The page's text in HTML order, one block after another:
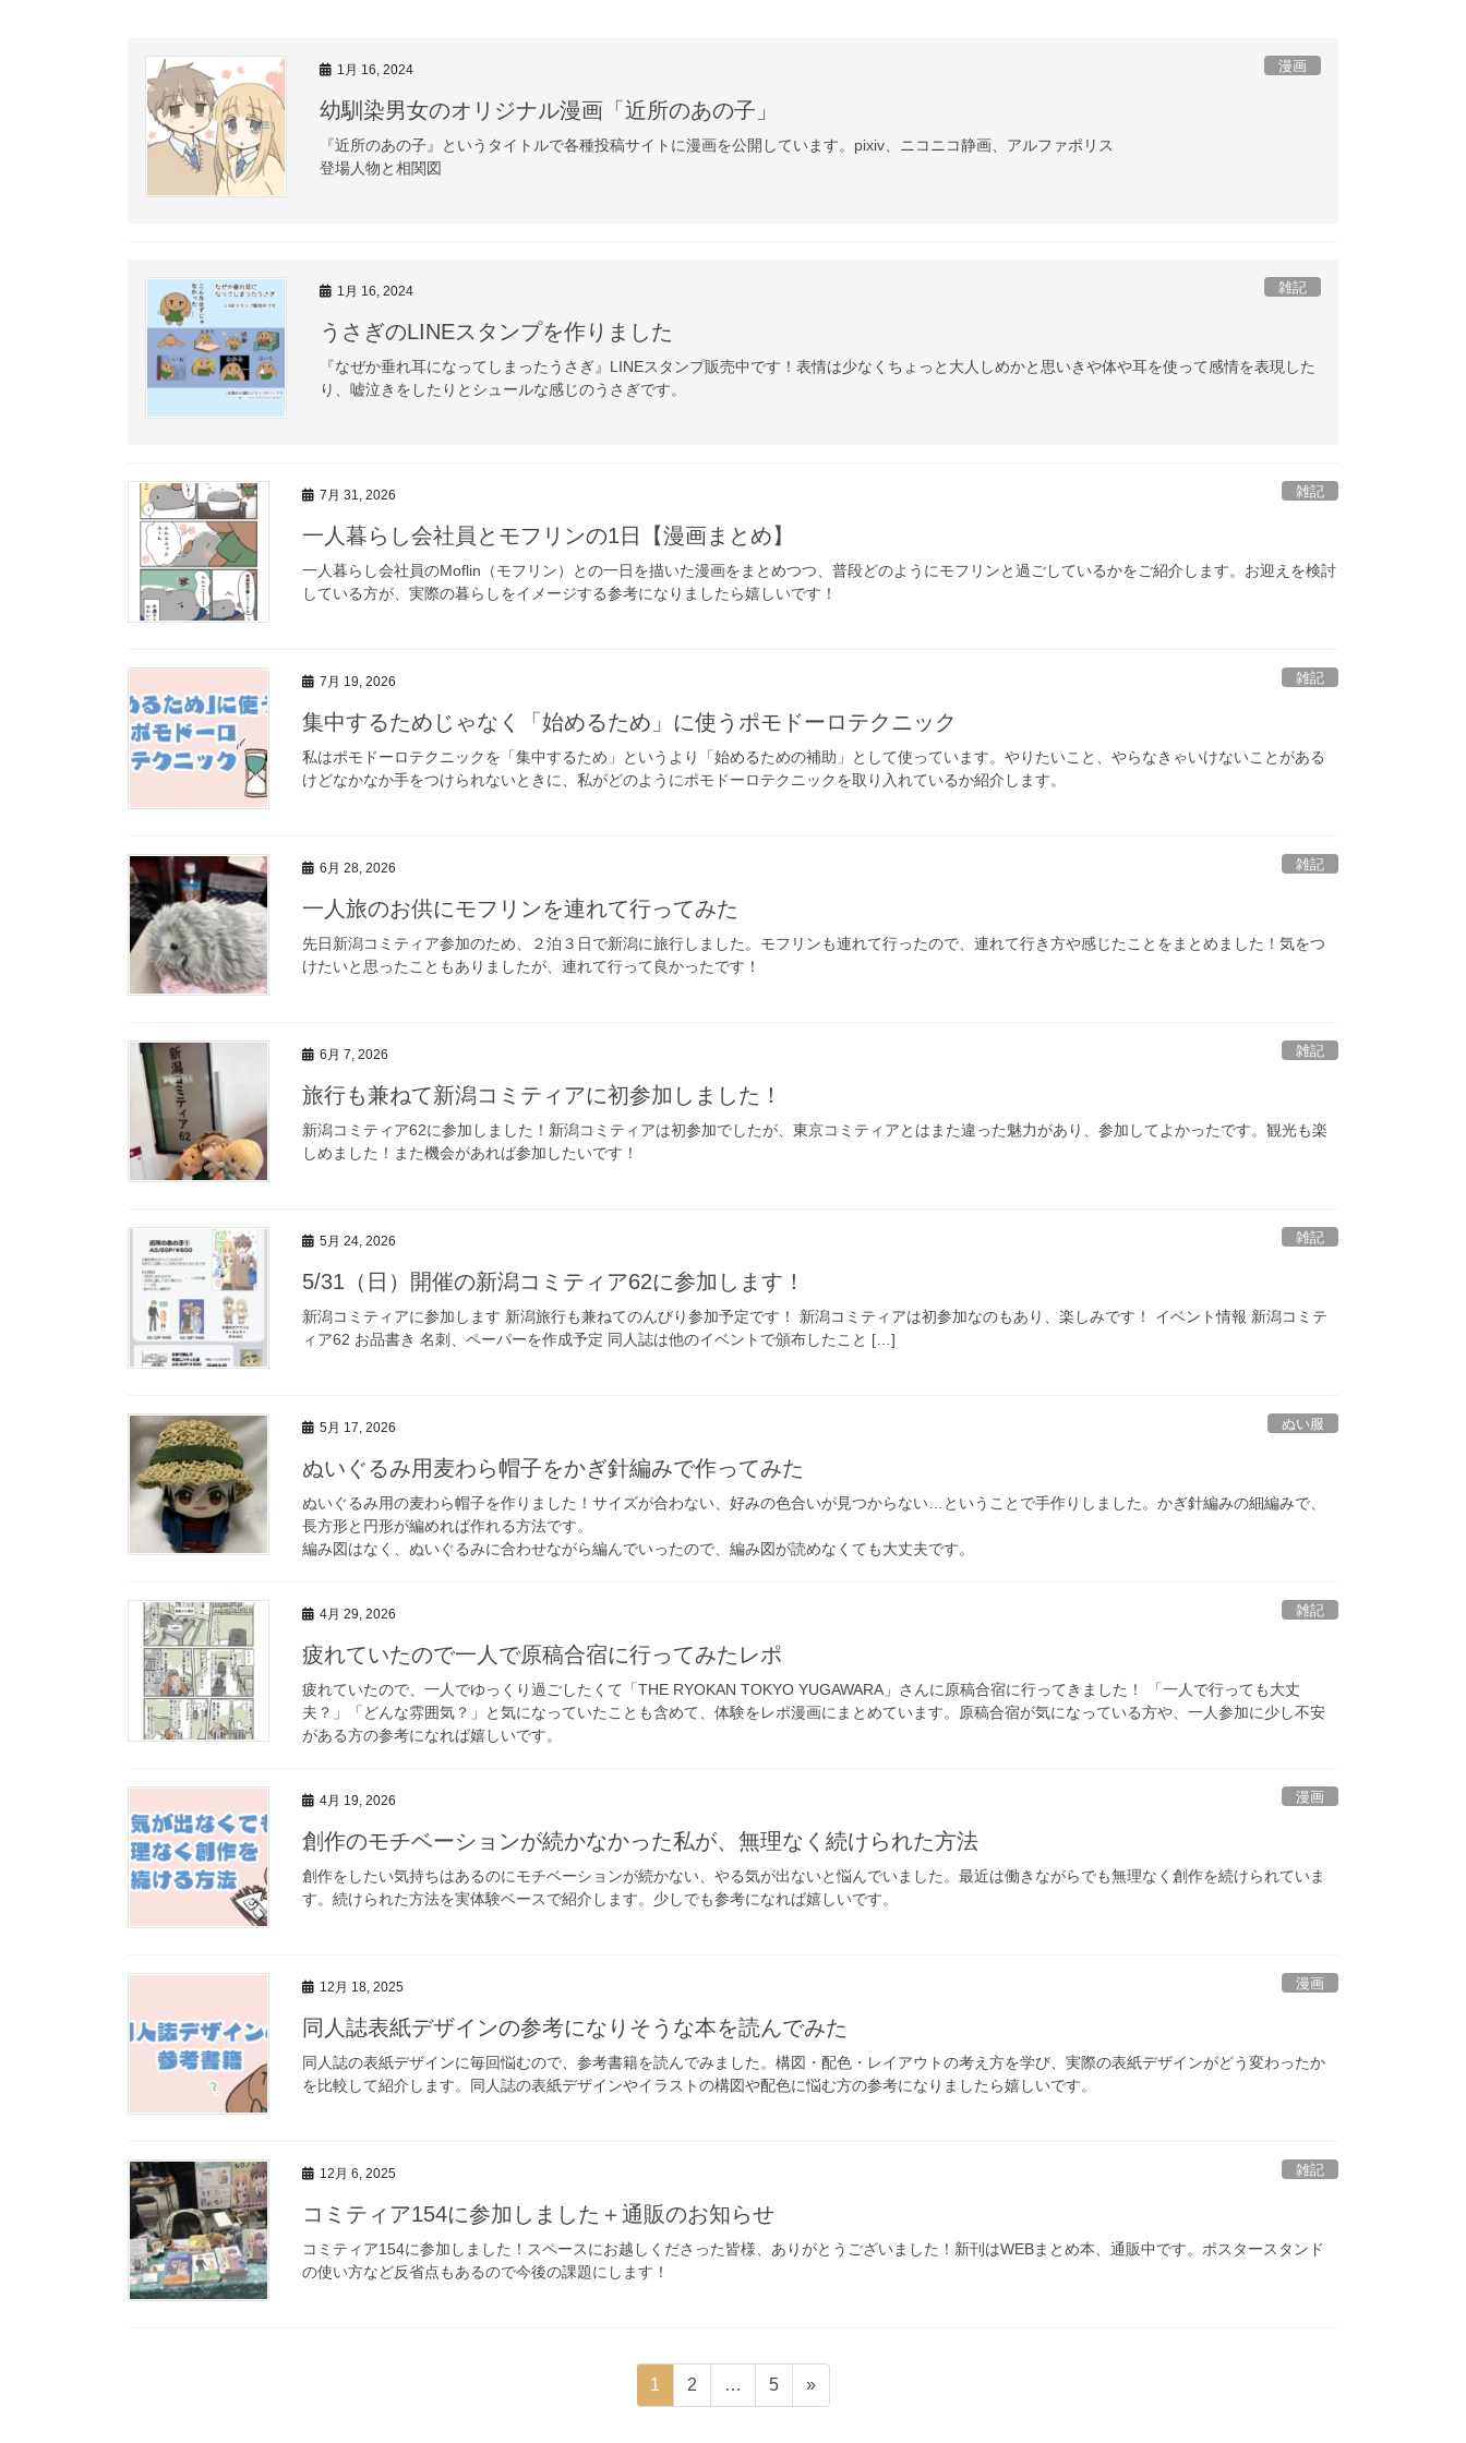
1月 16, 2024 漫画
幼馴染男女のオリジナル漫画「近所のあの子」
『近所のあの子』というタイトルで各種投稿サイトに漫画を公開しています。pixiv、ニコニコ静画、アルファポリス
登場人物と相関図
1月 16, 2024 雑記
うさぎのLINEスタンプを作りました
『なぜか垂れ耳になってしまったうさぎ』LINEスタンプ販売中です！表情は少なくちょっと大人しめかと思いきや体や耳を使って感情を表現した
り、嘘泣きをしたりとシュールな感じのうさぎです。
7月 31, 2026 雑記
一人暮らし会社員とモフリンの1日【漫画まとめ】
一人暮らし会社員のMoflin（モフリン）との一日を描いた漫画をまとめつつ、普段どのようにモフリンと過ごしているかをご紹介します。お迎えを検討
している方が、実際の暮らしをイメージする参考になりましたら嬉しいです！
7月 19, 2026 雑記
集中するためじゃなく「始めるため」に使うポモドーロテクニック
私はポモドーロテクニックを「集中するため」というより「始めるための補助」として使っています。やりたいこと、やらなきゃいけないことがある
けどなかなか手をつけられないときに、私がどのようにポモドーロテクニックを取り入れているか紹介します。
6月 28, 2026 雑記
一人旅のお供にモフリンを連れて行ってみた
先日新潟コミティア参加のため、２泊３日で新潟に旅行しました。モフリンも連れて行ったので、連れて行き方や感じたことをまとめました！気をつ
けたいと思ったこともありましたが、連れて行って良かったです！
6月 7, 2026 雑記
旅行も兼ねて新潟コミティアに初参加しました！
新潟コミティア62に参加しました！新潟コミティアは初参加でしたが、東京コミティアとはまた違った魅力があり、参加してよかったです。観光も楽
しめました！また機会があれば参加したいです！
5月 24, 2026 雑記
5/31（日）開催の新潟コミティア62に参加します！
新潟コミティアに参加します 新潟旅行も兼ねてのんびり参加予定です！ 新潟コミティアは初参加なのもあり、楽しみです！ イベント情報 新潟コミテ
ィア62 お品書き 名刺、ペーパーを作成予定 同人誌は他のイベントで頒布したこと […]
5月 17, 2026 ぬい服
ぬいぐるみ用麦わら帽子をかぎ針編みで作ってみた
ぬいぐるみ用の麦わら帽子を作りました！サイズが合わない、好みの色合いが見つからない…ということで手作りしました。かぎ針編みの細編みで、
長方形と円形が編めれば作れる方法です。
編み図はなく、ぬいぐるみに合わせながら編んでいったので、編み図が読めなくても大丈夫です。
4月 29, 2026 雑記
疲れていたので一人で原稿合宿に行ってみたレポ
疲れていたので、一人でゆっくり過ごしたくて「THE RYOKAN TOKYO YUGAWARA」さんに原稿合宿に行ってきました！ 「一人で行っても大丈
夫？」「どんな雰囲気？」と気になっていたことも含めて、体験をレポ漫画にまとめています。原稿合宿が気になっている方や、一人参加に少し不安
がある方の参考になれば嬉しいです。
4月 19, 2026 漫画
創作のモチベーションが続かなかった私が、無理なく続けられた方法
創作をしたい気持ちはあるのにモチベーションが続かない、やる気が出ないと悩んでいました。最近は働きながらでも無理なく創作を続けられていま
す。続けられた方法を実体験ベースで紹介します。少しでも参考になれば嬉しいです。
12月 18, 2025 漫画
同人誌表紙デザインの参考になりそうな本を読んでみた
同人誌の表紙デザインに毎回悩むので、参考書籍を読んでみました。構図・配色・レイアウトの考え方を学び、実際の表紙デザインがどう変わったか
を比較して紹介します。同人誌の表紙デザインやイラストの構図や配色に悩む方の参考になりましたら嬉しいです。
12月 6, 2025 雑記
コミティア154に参加しました＋通販のお知らせ
コミティア154に参加しました！スペースにお越しくださった皆様、ありがとうございました！新刊はWEBまとめ本、通販中です。ポスタースタンド
の使い方など反省点もあるので今後の課題にします！
固
定
1
固
定
2 …
固
定
5 »